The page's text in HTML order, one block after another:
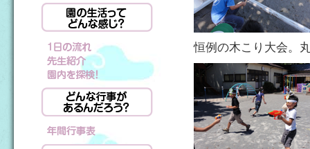
恒例の木こり大会。